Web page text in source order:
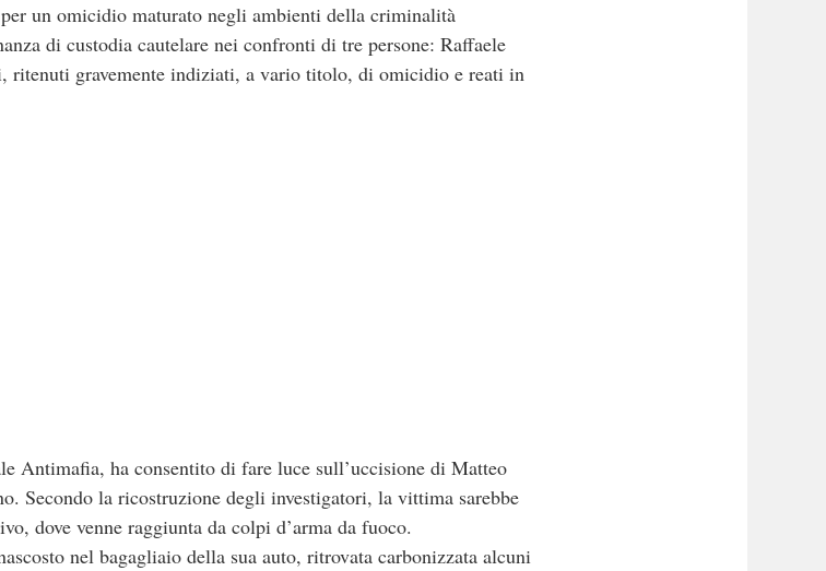
un omicidio maturato negli ambienti della criminalità
di custodia cautelare nei confronti di tre persone: Raffaele
gravemente indiziati, a vario titolo, di omicidio e reati in
Antimafia, ha consentito di fare luce sull’uccisione di Matteo
Secondo la ricostruzione degli investigatori, la vittima sarebbe
dove venne raggiunta da colpi d’arma da fuoco.
nel bagagliaio della sua auto, ritrovata carbonizzata alcuni